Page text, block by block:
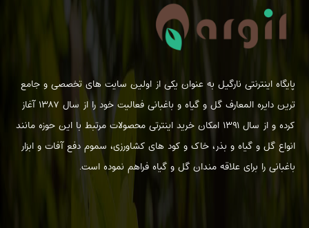
پایگاه اینترنتی نارگیل به عنوان یکی از اولین سایت های تخصصی و جامع
ترین دایره المعارف گل و گیاه و باغبانی فعالیت خود را از سال ۱۳۸۷ آغاز
کرده و از سال ۱۳۹۱ امکان خرید اینترتی محصولات مرتبط با این حوزه مانند
انواع گل و گیاه و بذر، خاک و کود های کشاورزی، سموم دفع آفات و ابزار
باغبانی را برای علاقه مندان گل و گیاه فراهم نموده است.